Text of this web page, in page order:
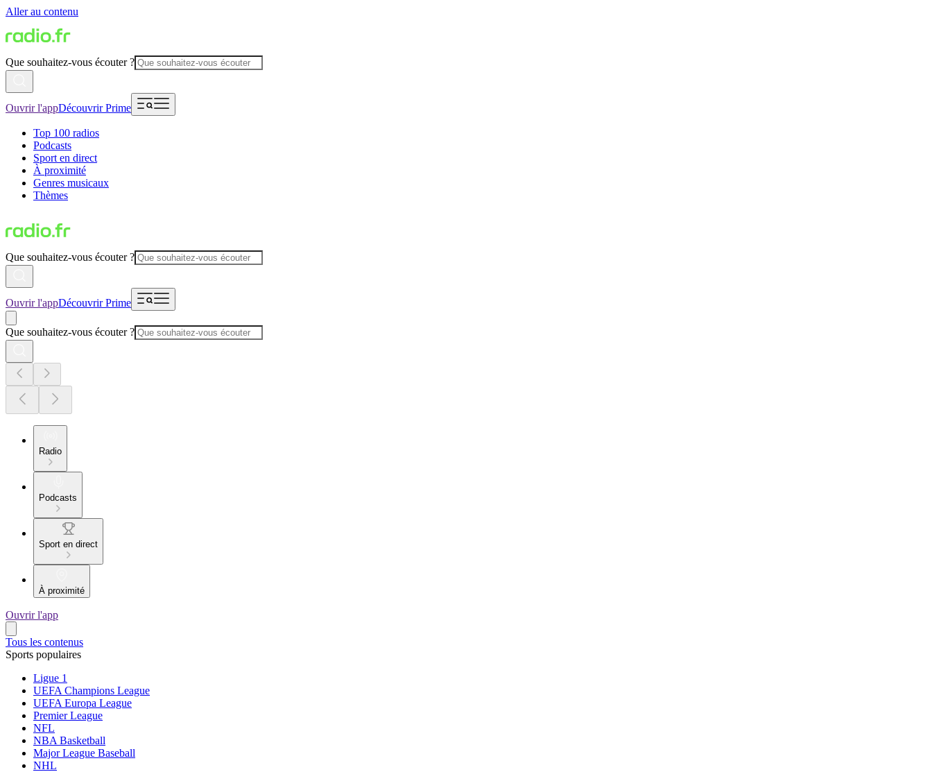
Aller au contenu
Que souhaitez-vous écouter ?
Ouvrir l'appDécouvrir Prime
Top 100 radios
Podcasts
Sport en direct
À proximité
Genres musicaux
Thèmes
Que souhaitez-vous écouter ?
Ouvrir l'appDécouvrir Prime
Que souhaitez-vous écouter ?
Radio
Podcasts
Sport en direct
À proximité
Ouvrir l'app
Tous les contenus
Sports populaires
Ligue 1
UEFA Champions League
UEFA Europa League
Premier League
NFL
NBA Basketball
Major League Baseball
NHL